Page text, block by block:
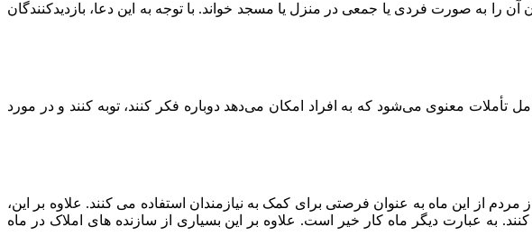
را به صورت فردی یا جمعی در منزل یا مسجد خواند. با توجه به این دعا، بازدیدکنندگان
معنوی می‌شود که به افراد امکان می‌دهد دوباره فکر کنند، توبه کنند و در مورد
از این ماه به عنوان فرصتی برای کمک به نیازمندان استفاده می کنند. علاوه بر این،
به عبارت دیگر ماه کار خیر است. علاوه بر این بسیاری از سازنده های املاک در ماه